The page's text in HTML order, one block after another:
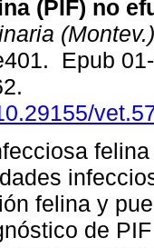
(PIF) no
(Montev.)
Epub
felina y
de